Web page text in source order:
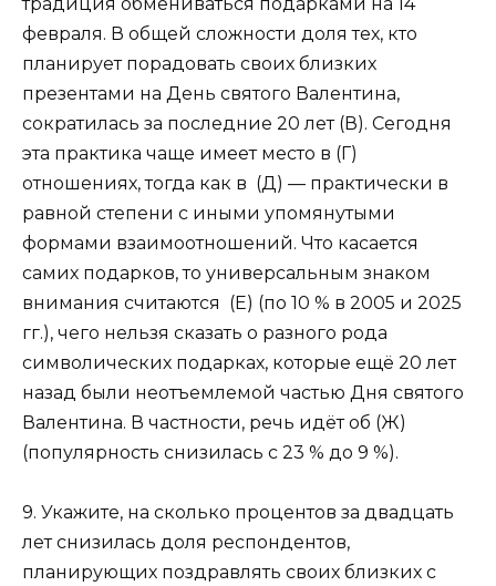
февраля. В общей сложности доля тех, кто
планирует порадовать своих близких
презентами на День святого Валентина,
сократилась за последние 20 лет (В). Сегодня
эта практика чаще имеет место в (Г)
отношениях, тогда как в (Д) — практически в
равной степени с иными упомянутыми
формами взаимоотношений. Что касается
самих подарков, то универсальным знаком
внимания считаются (Е) (по 10 % в 2005 и 2025
гг.), чего нельзя сказать о разного рода
символических подарках, которые ещё 20 лет
назад были неотъемлемой частью Дня святого
Валентина. В частности, речь идёт об (Ж)
(популярность снизилась с 23 % до 9 %).
9. Укажите, на сколько процентов за двадцать
лет снизилась доля респондентов,
планирующих поздравлять своих близких с